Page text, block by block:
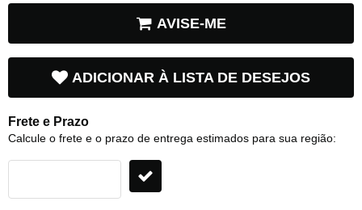
AVISE-ME
ADICIONAR À LISTA DE DESEJOS
Frete e Prazo
Calcule o frete e o prazo de entrega estimados para sua região: